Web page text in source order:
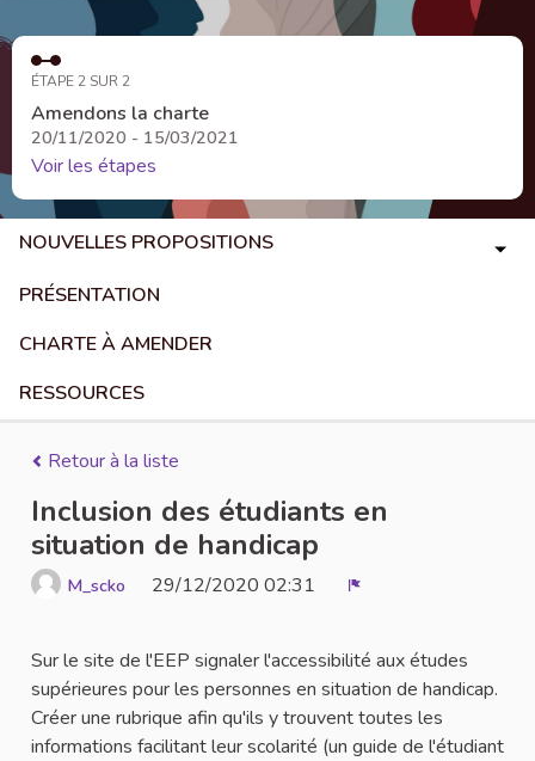
ÉTAPE 2 SUR 2
Amendons la charte
20/11/2020 - 15/03/2021
Voir les étapes
NOUVELLES PROPOSITIONS
PRÉSENTATION
CHARTE À AMENDER
RESSOURCES
Retour à la liste
Inclusion des étudiants en
situation de handicap
M_scko 29/12/2020 02:31
Sur le site de l'EEP signaler l'accessibilité aux études
supérieures pour les personnes en situation de handicap.
Créer une rubrique afin qu'ils y trouvent toutes les
informations facilitant leur scolarité (un guide de l'étudiant